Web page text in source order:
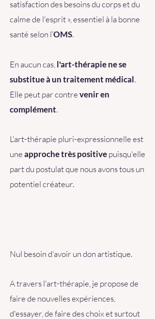
satisfaction des besoins du corps et du
calme de l'esprit », essentiel à la bonne
santé selon l’OMS.
En aucun cas, l'art-thérapie ne se
substitue à un traitement médical.
Elle peut par contrevenir en
complément.
L'art-thérapie pluri-expressionnelle est
uneapproche très positivepuisqu'elle
part du postulat que nous avons tous un
potentiel créateur.
Nul besoin d'avoir un don artistique.
A travers l'art-thérapie, je propose de
faire de nouvelles expériences,
d'essayer, de faire des choix et surtout